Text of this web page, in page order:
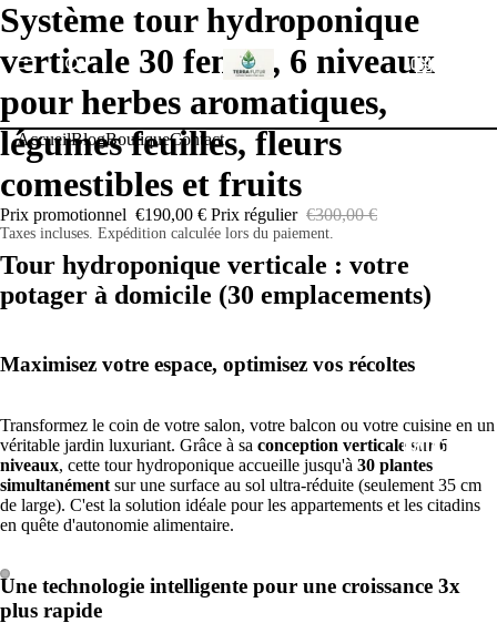
ACCUEIL
CONTACT
AccueilBlogBoutiqueContact
Système tour hydroponique
verticale 30 fentes, 6 niveaux
pour herbes aromatiques,
légumes feuilles, fleurs
comestibles et fruits
Prix promotionnel €190,00 € Prix régulier €300,00 €
Taxes incluses. Expédition calculée lors du paiement.
Tour hydroponique verticale : votre
potager à domicile (30 emplacements)
Maximisez votre espace, optimisez vos récoltes
Transformez le coin de votre salon, votre balcon ou votre cuisine en un
véritable jardin luxuriant. Grâce à sa conception verticale sur 6
niveaux, cette tour hydroponique accueille jusqu'à 30 plantes
simultanément sur une surface au sol ultra-réduite (seulement 35 cm
de large). C'est la solution idéale pour les appartements et les citadins
en quête d'autonomie alimentaire.
Une technologie intelligente pour une croissance 3x
plus rapide